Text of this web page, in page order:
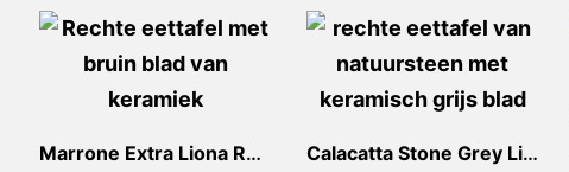
Marrone Extra Liona Recht Calacatta Stone Grey Liona Recht